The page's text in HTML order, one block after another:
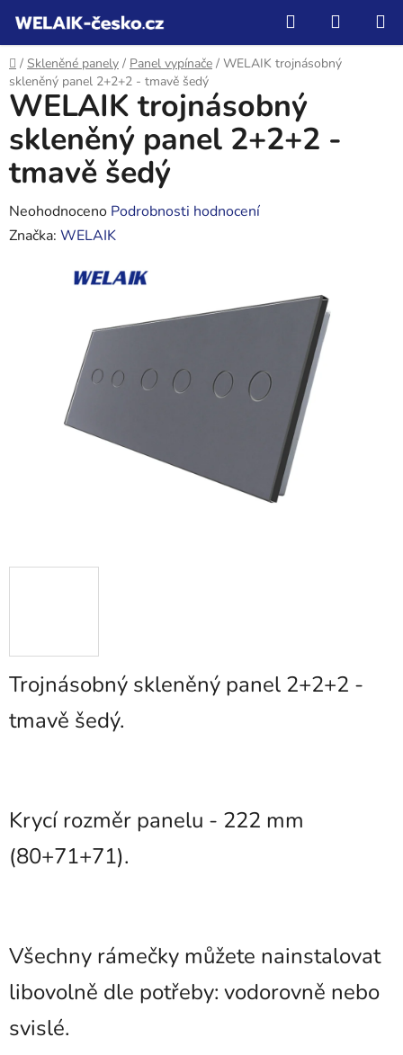
obsah
Hledat
KOŠÍK
Domů
/ Skleněné panely / Panel vypínače / WELAIK trojnásobný
skleněný panel 2+2+2 - tmavě šedý
Trojnásobný skleněný panel 2+2+2 -
tmavě šedý.
Krycí rozměr panelu - 222 mm
(80+71+71).
Všechny rámečky můžete nainstalovat
libovolně dle potřeby: vodorovně nebo
svislé.
WELAIK trojnásobný
skleněný panel 2+2+2 -
tmavě šedý
Průměrné
hodnocení
Neohodnoceno Podrobnosti hodnocení
Značka: WELAIK